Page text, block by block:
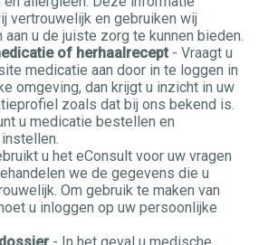
vertrouwelijk en gebruiken wij
u de juiste zorg te kunnen bieden.
of herhaalrecept - Vraagt u
medicatie aan door in te loggen in
omgeving, dan krijgt u inzicht in uw
zoals dat bij ons bekend is.
u medicatie bestellen en
u het eConsult voor uw vragen
we de gegevens die u
Om gebruik te maken van
u inloggen op uw persoonlijke